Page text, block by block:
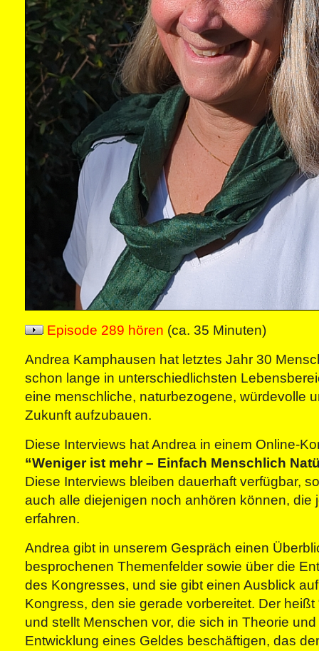
Episode 289 hören (ca. 35 Minuten)
Andrea Kamphausen hat letztes Jahr 30
schon lange in unterschiedlichsten
eine menschliche, naturbezogene, würdevolle
Zukunft aufzubauen.
Diese Interviews hat Andrea in einem Online-
“Weniger ist mehr – Einfach Menschlich
Diese Interviews bleiben dauerhaft verfügbar,
auch alle diejenigen noch anhören können, die
erfahren.
Andrea gibt in unserem Gespräch einen
besprochenen Themenfelder sowie über die
des Kongresses, und sie gibt einen Ausblick
Kongress, den sie gerade vorbereitet. Der heißt
und stellt Menschen vor, die sich in Theorie
Entwicklung eines Geldes beschäftigen, das